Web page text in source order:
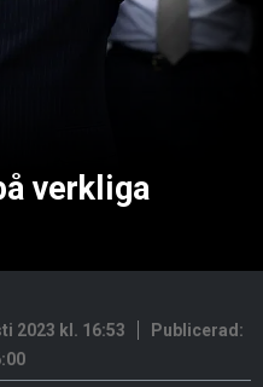
verkliga
2023 kl. 16:53
Publicerad: